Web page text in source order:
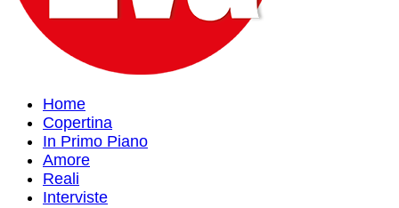
Home
Copertina
In Primo Piano
Amore
Reali
Interviste